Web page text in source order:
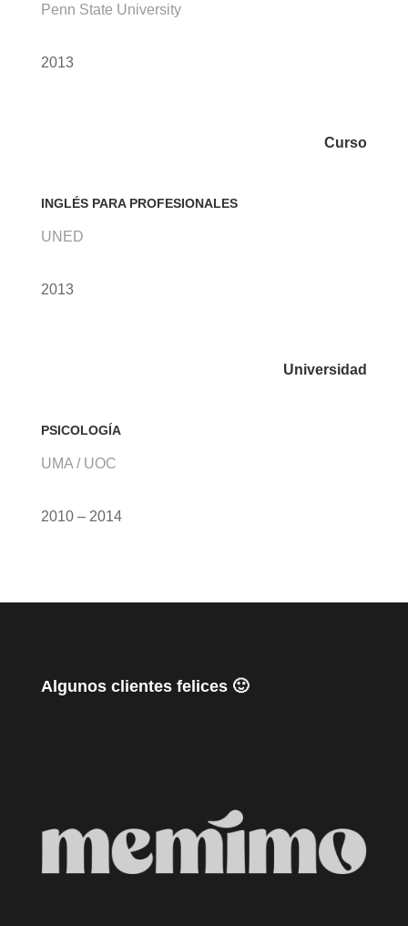
Penn State University
2013
Curso
INGLÉS PARA PROFESIONALES
UNED
2013
Universidad
PSICOLOGÍA
UMA / UOC
2010 – 2014
Algunos clientes felices 🙂